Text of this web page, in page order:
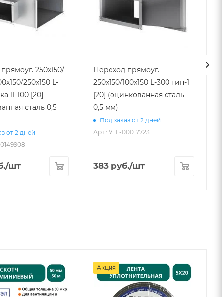
250х150/
250х150 L-
сталь 0,5
от 2 дней
/шт
Переход прямоуг.
250х150/100х150 L-300 тип-1
[20] (оцинкованная сталь
0,5 мм)
Под заказ от 2 дней
Арт.: VTL-00017723
383 руб./шт
Акция